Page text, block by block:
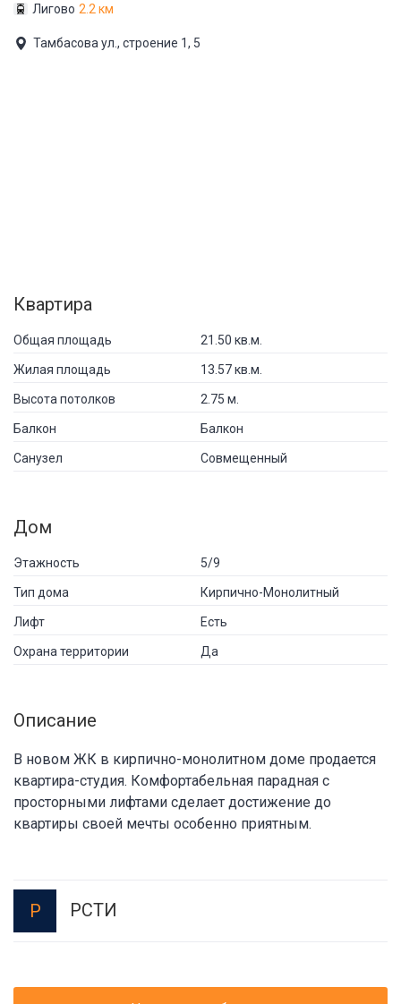
Лигово 2.2 км
Тамбасова ул., строение 1, 5
Квартира
Общая площадь 21.50 кв.м.
Жилая площадь 13.57 кв.м.
Высота потолков 2.75 м.
Балкон Балкон
Санузел Совмещенный
Дом
Этажность 5/9
Тип дома Кирпично-Монолитный
Лифт Есть
Охрана территории Да
Описание
В новом ЖК в кирпично-монолитном доме продается
квартира-студия. Комфортабельная парадная с
просторными лифтами сделает достижение до
квартиры своей мечты особенно приятным.
Р РСТИ